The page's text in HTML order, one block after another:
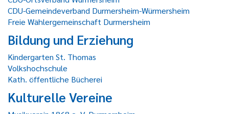
CDU-Gemeindeverband Durmersheim-Würmersheim
Freie Wählergemeinschaft Durmersheim
Bildung und Erziehung
Kindergarten St. Thomas
Volkshochschule
Kath. öffentliche Bücherei
Kulturelle Vereine